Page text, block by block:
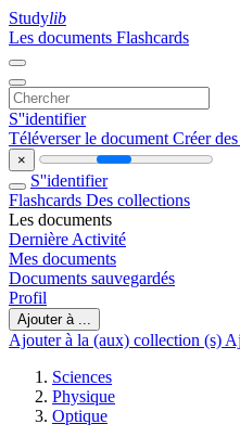
Studylib
Les documents Flashcards
S''identifier
Téléverser le document Créer
×
S''identifier
Flashcards Des collections
Les documents
Dernière Activité
Mes documents
Documents sauvegardés
Profil
Ajouter à ...
Ajouter à la (aux) collection (s)
Sciences
Physique
Optique